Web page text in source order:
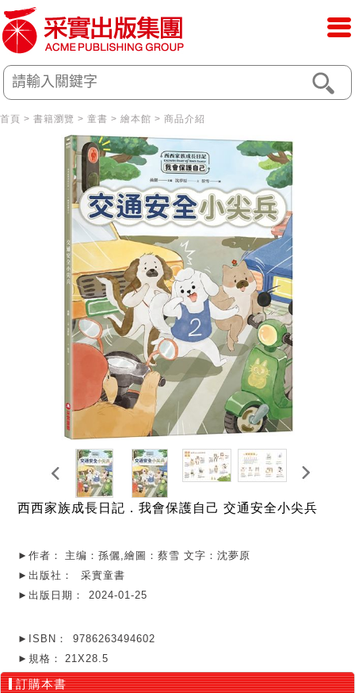
首頁 > 書籍瀏覽 > 童書 > 繪本館 > 商品介紹
西西家族成長日記．我會保護自己 交通安全小尖兵
►作者：
主编：孫儷,繪圖：蔡雪 文字：沈夢原
►出版社：
采實童書
►出版日期：
2024-01-25
►ISBN：
9786263494602
►規格：
21X28.5
訂購本書